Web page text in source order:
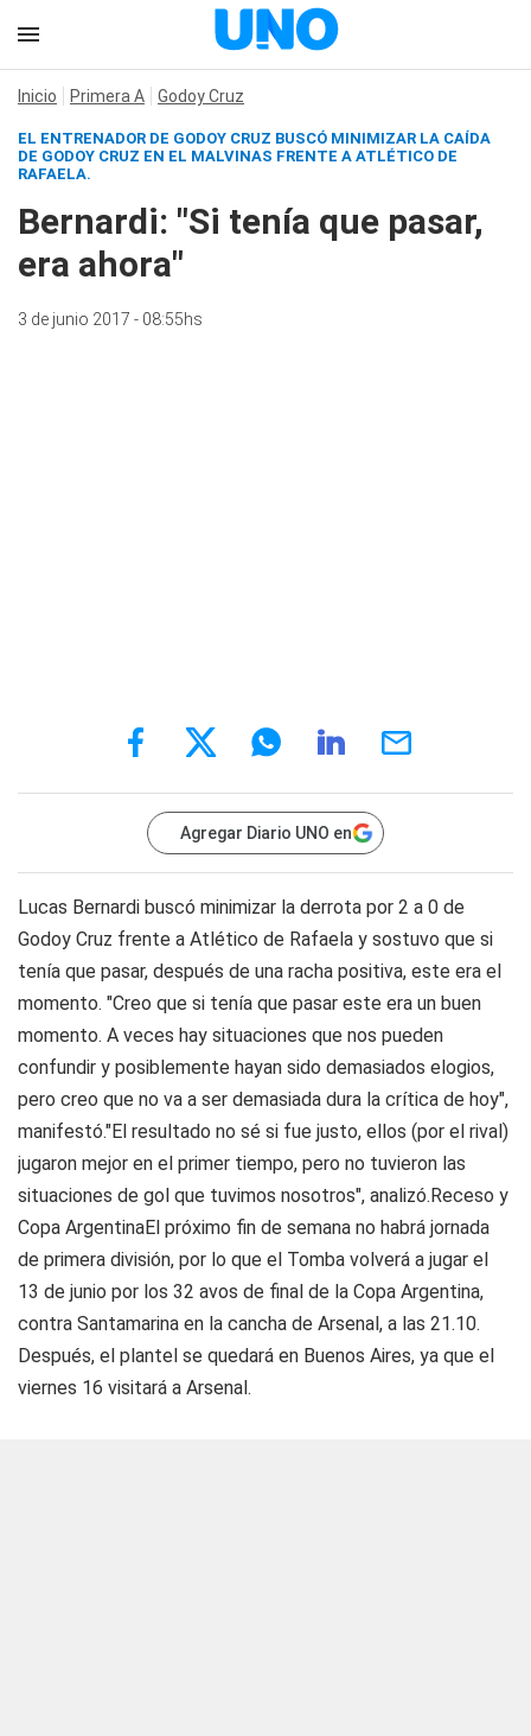
Inicio Primera A Godoy Cruz
EL ENTRENADOR DE GODOY CRUZ BUSCÓ MINIMIZAR LA CAÍDA
DE GODOY CRUZ EN EL MALVINAS FRENTE A ATLÉTICO DE
RAFAELA.
Bernardi: "Si tenía que pasar,
era ahora"
3 de junio 2017 - 08:55hs
Agregar Diario UNO en
Lucas Bernardi buscó minimizar la derrota por 2 a 0 de
Godoy Cruz frente a Atlético de Rafaela y sostuvo que si
tenía que pasar, después de una racha positiva, este era el
momento. "Creo que si tenía que pasar este era un buen
momento. A veces hay situaciones que nos pueden
confundir y posiblemente hayan sido demasiados elogios,
pero creo que no va a ser demasiada dura la crítica de hoy",
manifestó."El resultado no sé si fue justo, ellos (por el rival)
jugaron mejor en el primer tiempo, pero no tuvieron las
situaciones de gol que tuvimos nosotros", analizó.Receso y
Copa ArgentinaEl próximo fin de semana no habrá jornada
de primera división, por lo que el Tomba volverá a jugar el
13 de junio por los 32 avos de final de la Copa Argentina,
contra Santamarina en la cancha de Arsenal, a las 21.10.
Después, el plantel se quedará en Buenos Aires, ya que el
viernes 16 visitará a Arsenal.